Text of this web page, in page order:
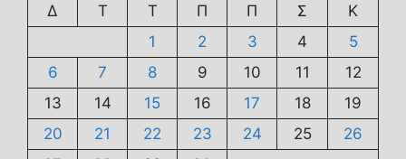
Δ
Τ Τ Π Π Σ
Κ
1
2 3 4
5
6
7 8 9 10 11
12
13
14 15 16 17 18
19
20
21 22 23 24 25
26